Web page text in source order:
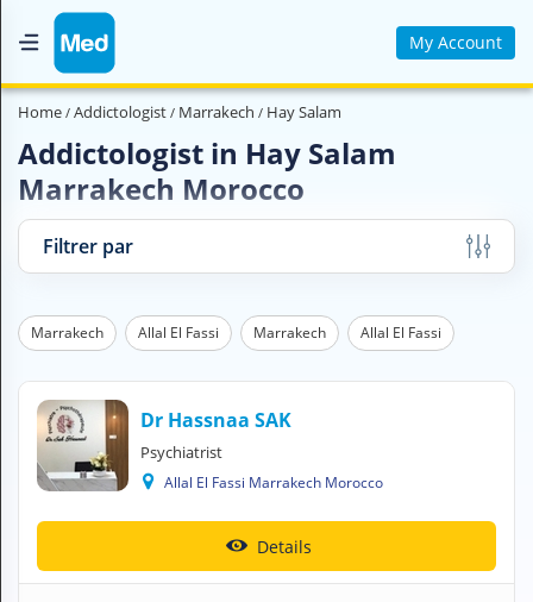
My Account
Home
Medical Magazine
Contact us
V
Home Addictologist Marrakech Hay Salam
Addictologist in Hay Salam
Marrakech Morocco
Filtrer par
Marrakech Allal El Fassi Marrakech Allal El Fassi
Dr Hassnaa SAK
Psychiatrist
Allal El Fassi Marrakech Morocco
Details